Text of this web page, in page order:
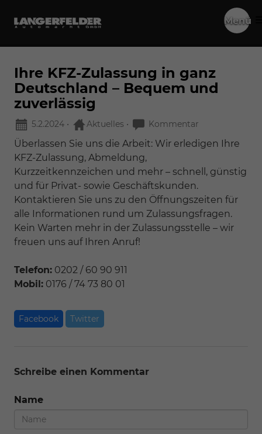
Menü
Ihre KFZ-Zulassung in ganz
Deutschland – Bequem und
zuverlässig
5.2.2024 • Aktuelles • Kommentar
Überlassen Sie uns die Arbeit: Wir erledigen Ihre
KFZ-Zulassung, Abmeldung,
Kurzzeitkennzeichen und mehr – schnell, günstig
und für Privat- sowie Geschäftskunden.
Kontaktieren Sie uns zu den Öffnungszeiten für
alle Informationen rund um Zulassungsfragen.
Kein Warten mehr in der Zulassungsstelle – wir
freuen uns auf Ihren Anruf!
Telefon: 0202 / 60 90 911
Mobil: 0176 / 74 73 80 01
Facebook Twitter
Schreibe einen Kommentar
Name